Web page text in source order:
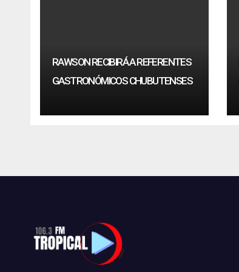
RAWSON RECIBIRÁ A REFERENTES
GASTRONÓMICOS CHUBUTENSES